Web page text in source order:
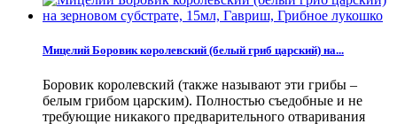
Мицелий Боровик королевский (белый гриб царский) на...
Боровик королевский (также называют эти грибы –
белым грибом царским). Полностью съедобные и не
требующие никакого предварительного отваривания